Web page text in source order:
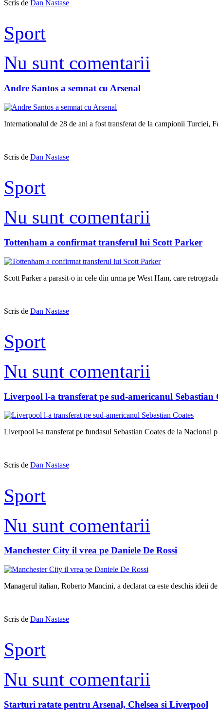
Scris de Dan Nastase
Sport
Nu sunt comentarii
Andre Santos a semnat cu Arsenal
Internationalul de 28 de ani a fost transferat de la campionii Turciei,
Scris de Dan Nastase
Sport
Nu sunt comentarii
Tottenham a confirmat transferul lui Scott Parker
Scott Parker a parasit-o in cele din urma pe West Ham, care
Scris de Dan Nastase
Sport
Nu sunt comentarii
Liverpool l-a transferat pe sud-americanul Sebastian
Liverpool l-a transferat pe fundasul Sebastian Coates de la Nacional
Scris de Dan Nastase
Sport
Nu sunt comentarii
Manchester City il vrea pe Daniele De Rossi
Managerul italian, Roberto Mancini, a declarat ca este deschis ideii
Scris de Dan Nastase
Sport
Nu sunt comentarii
Starturi ratate pentru Arsenal, Chelsea si Liverpool